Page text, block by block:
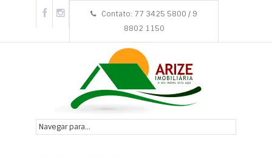
Contato: 77 3425 5800 / 9
8802 1150